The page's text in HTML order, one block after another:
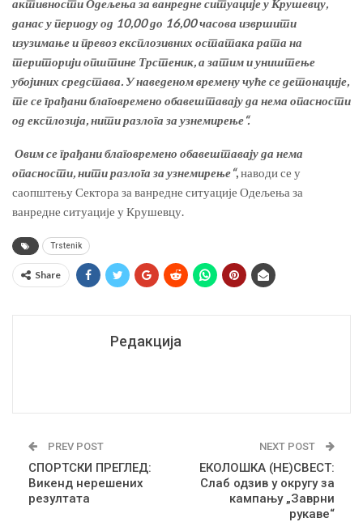
активности Одељења за ванредне ситуације у Крушевцу,
данас у периоду од 10,00 до 16,00 часова извршити
изузимање и превоз експлозивних остатака рата на
територији општине Трстеник, а затим и уништење
убојиних средстава. У наведеном времену чуће се детонације,
те се грађани благовремено обавештавају да нема опасности
од експлозија, нити разлога за узнемирење“.
Овим се грађани благовремено обавештавају да нема
опасности, нити разлога за узнемирење“,наводи се у
саопштењу Сектора за ванредне ситуације Одељења за
ванредне ситуације у Крушевцу.
Trstenik
Share
Редакција
PREV POST
СПОРТСКИ ПРЕГЛЕД:
Викенд нерешених
резултата
NEXT POST
ЕКОЛОШКА (НЕ)СВЕСТ:
Слаб одзив у округу за
кампању „Заврни
рукаве“